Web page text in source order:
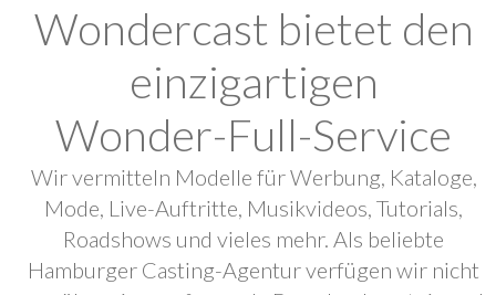
Wondercast bietet den
einzigartigen
Wonder-Full-Service
Wir vermitteln Modelle für Werbung, Kataloge,
Mode, Live-Auftritte, Musikvideos, Tutorials,
Roadshows und vieles mehr. Als beliebte
Hamburger Casting-Agentur verfügen wir nicht